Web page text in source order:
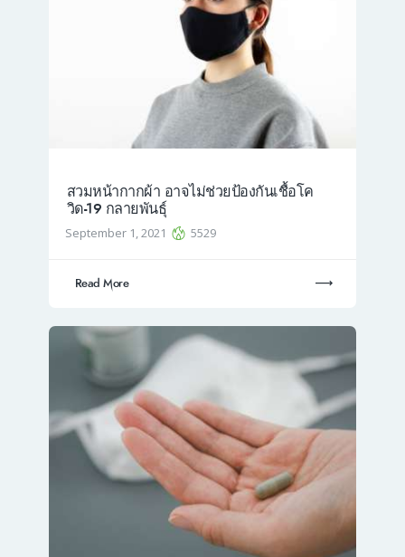
สวมหน้ากากผ้า อาจไม่ช่วยป้องกันเชื้อโค
วิด-19 กลายพันธ์ุ
September 1, 2021 5529
Read More